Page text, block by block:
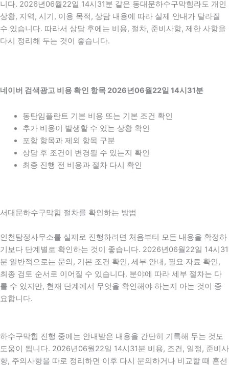
니다. 2026년06월22일 14시31분 같은 동대문하수구막힘라도 개인
상황, 지역, 시기, 이용 목적, 상담 내용에 따라 실제 안내가 달라질
수 있습니다. 따라서 상담 후에는 비용, 절차, 준비사항, 제한 사항을
다시 정리해 두는 것이 좋습니다.
네이버 검색광고 비용 확인 항목 2026년06월22일 14시31분
동탄임플란트 기본 비용 또는 기본 조건 확인
추가 비용이 발생할 수 있는 상황 확인
포함 항목과 제외 항목 구분
상담 후 조건이 변경될 수 있는지 확인
최종 진행 전 비용과 절차 다시 확인
서대문하수구막힘 절차를 확인하는 방법
인천탐정사무소를 실제로 진행하려면 처음부터 모든 내용을 확정하
기보다 단계별로 확인하는 것이 좋습니다. 2026년06월22일 14시31
분 일반적으로는 문의, 기본 조건 확인, 세부 안내, 필요 자료 확인,
최종 검토 순서로 이어질 수 있습니다. 분야에 따라 세부 절차는 다
를 수 있지만, 현재 단계에서 무엇을 확인해야 하는지 아는 것이 중
요합니다.
하수구막힘 진행 중에는 안내받은 내용을 간단히 기록해 두는 것도
도움이 됩니다. 2026년06월22일 14시31분 비용, 조건, 일정, 준비사
항, 주의사항을 따로 정리하면 이후 다시 문의하거나 비교할 때 혼선